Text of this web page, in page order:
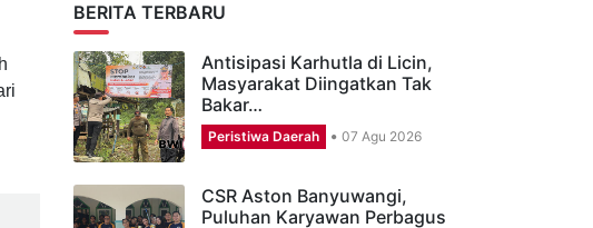
BERITA TERBARU
Antisipasi Karhutla di Licin,
Masyarakat Diingatkan Tak
Peristiwa Daerah 07 Agu 2026